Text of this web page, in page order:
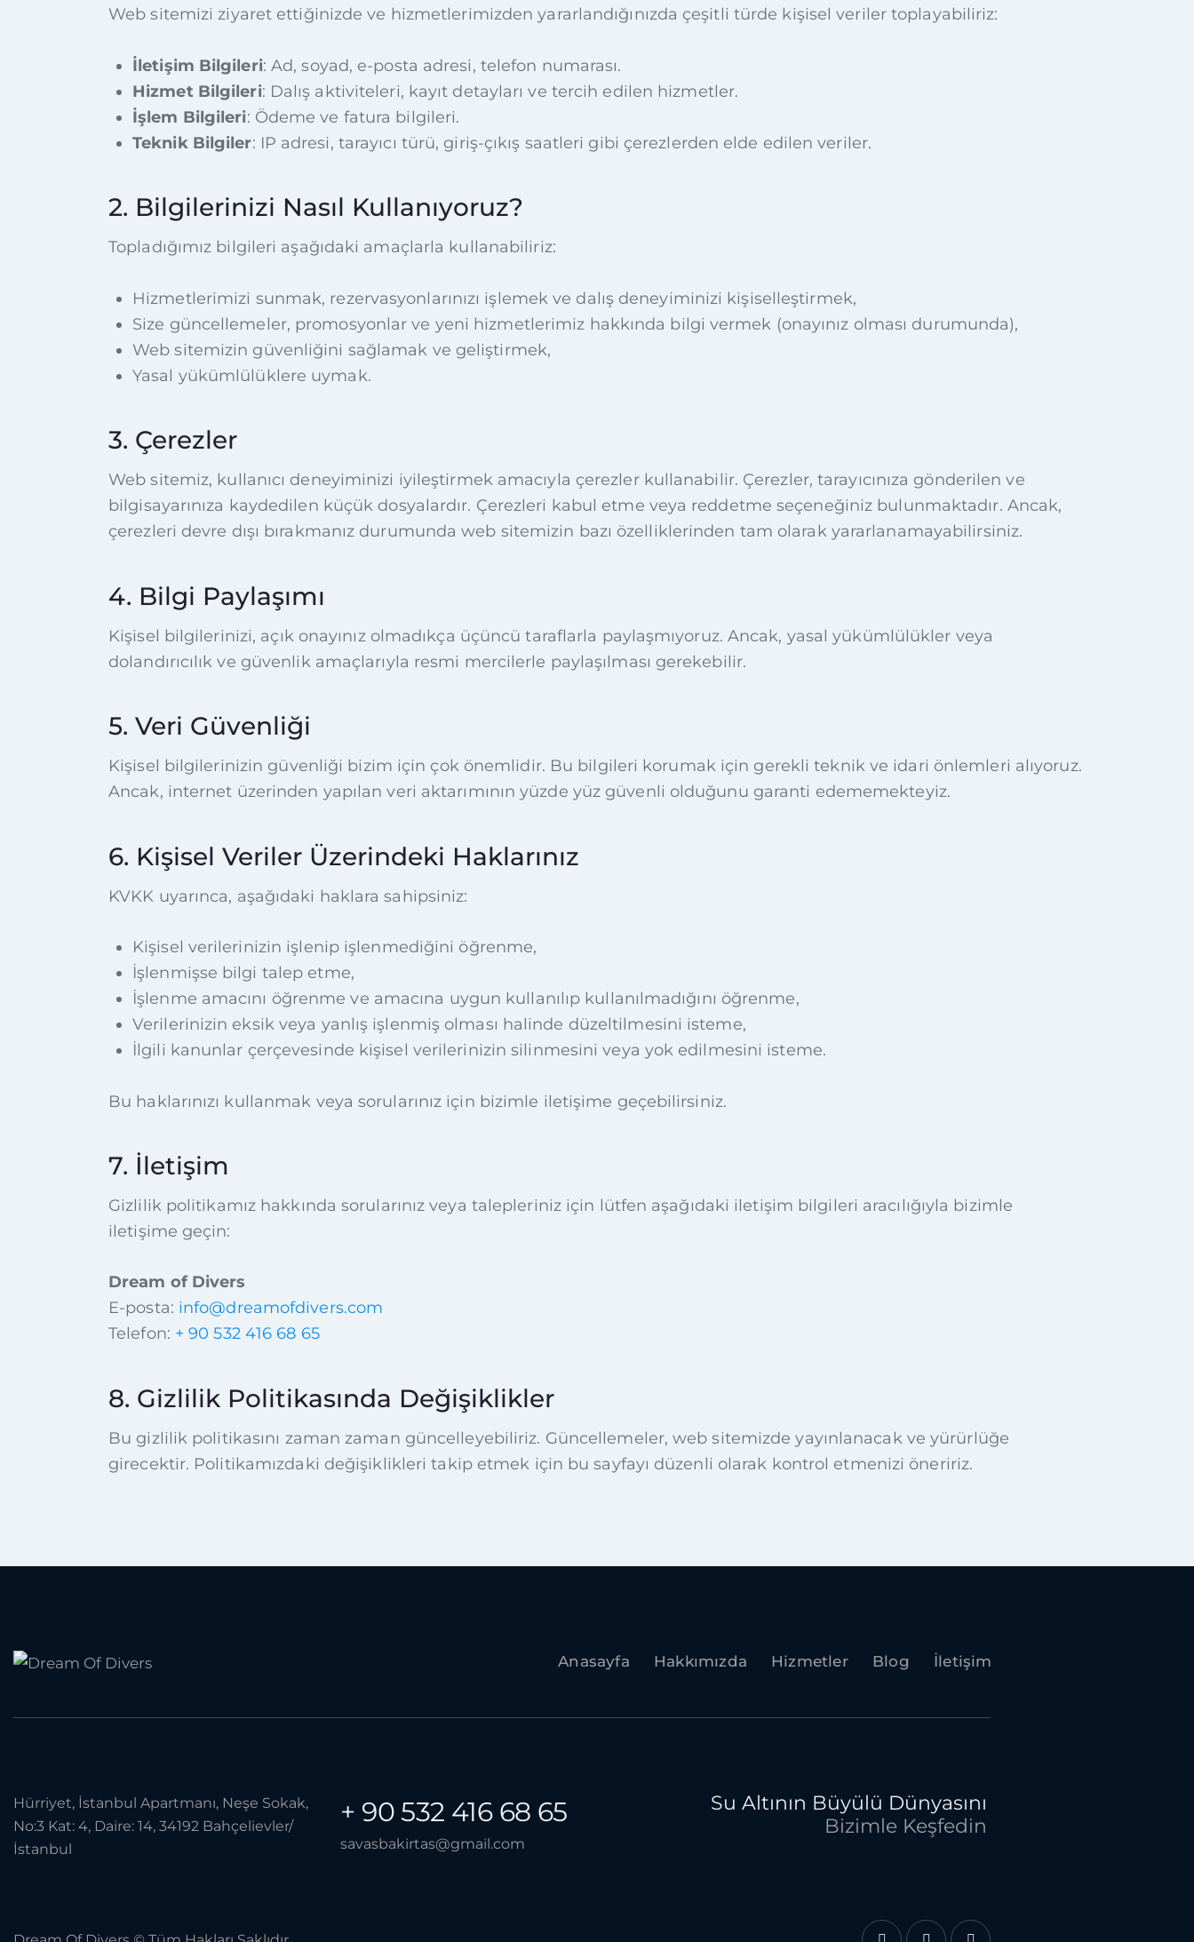
Web sitemizi ziyaret ettiğinizde ve hizmetlerimizden yararlandığınızda çeşitli türde kişisel veriler toplayabiliriz:
İletişim Bilgileri: Ad, soyad, e-posta adresi, telefon numarası.
Hizmet Bilgileri: Dalış aktiviteleri, kayıt detayları ve tercih edilen hizmetler.
İşlem Bilgileri: Ödeme ve fatura bilgileri.
Teknik Bilgiler: IP adresi, tarayıcı türü, giriş-çıkış saatleri gibi çerezlerden elde edilen veriler.
2. Bilgilerinizi Nasıl Kullanıyoruz?
Topladığımız bilgileri aşağıdaki amaçlarla kullanabiliriz:
Hizmetlerimizi sunmak, rezervasyonlarınızı işlemek ve dalış deneyiminizi kişiselleştirmek,
Size güncellemeler, promosyonlar ve yeni hizmetlerimiz hakkında bilgi vermek (onayınız olması durumunda),
Web sitemizin güvenliğini sağlamak ve geliştirmek,
Yasal yükümlülüklere uymak.
3. Çerezler
Web sitemiz, kullanıcı deneyiminizi iyileştirmek amacıyla çerezler kullanabilir. Çerezler, tarayıcınıza gönderilen ve
bilgisayarınıza kaydedilen küçük dosyalardır. Çerezleri kabul etme veya reddetme seçeneğiniz bulunmaktadır. Ancak,
çerezleri devre dışı bırakmanız durumunda web sitemizin bazı özelliklerinden tam olarak yararlanamayabilirsiniz.
4. Bilgi Paylaşımı
Kişisel bilgilerinizi, açık onayınız olmadıkça üçüncü taraflarla paylaşmıyoruz. Ancak, yasal yükümlülükler veya
dolandırıcılık ve güvenlik amaçlarıyla resmi mercilerle paylaşılması gerekebilir.
5. Veri Güvenliği
Kişisel bilgilerinizin güvenliği bizim için çok önemlidir. Bu bilgileri korumak için gerekli teknik ve idari önlemleri alıyoruz.
Ancak, internet üzerinden yapılan veri aktarımının yüzde yüz güvenli olduğunu garanti edememekteyiz.
6. Kişisel Veriler Üzerindeki Haklarınız
KVKK uyarınca, aşağıdaki haklara sahipsiniz:
Kişisel verilerinizin işlenip işlenmediğini öğrenme,
İşlenmişse bilgi talep etme,
İşlenme amacını öğrenme ve amacına uygun kullanılıp kullanılmadığını öğrenme,
Verilerinizin eksik veya yanlış işlenmiş olması halinde düzeltilmesini isteme,
İlgili kanunlar çerçevesinde kişisel verilerinizin silinmesini veya yok edilmesini isteme.
Bu haklarınızı kullanmak veya sorularınız için bizimle iletişime geçebilirsiniz.
7. İletişim
Gizlilik politikamız hakkında sorularınız veya talepleriniz için lütfen aşağıdaki iletişim bilgileri aracılığıyla bizimle
iletişime geçin:
Dream of Divers
E-posta: info@dreamofdivers.com
Telefon: + 90 532 416 68 65
8. Gizlilik Politikasında Değişiklikler
Bu gizlilik politikasını zaman zaman güncelleyebiliriz. Güncellemeler, web sitemizde yayınlanacak ve yürürlüğe
girecektir. Politikamızdaki değişiklikleri takip etmek için bu sayfayı düzenli olarak kontrol etmenizi öneririz.
Anasayfa Hakkımızda Hizmetler Blog İletişim
Hürriyet, İstanbul Apartmanı, Neşe Sokak,
No:3 Kat: 4, Daire: 14, 34192 Bahçelievler/
İstanbul
+ 90 532 416 68 65
savasbakirtas@gmail.com
Su Altının Büyülü Dünyasını
Bizimle Keşfedin